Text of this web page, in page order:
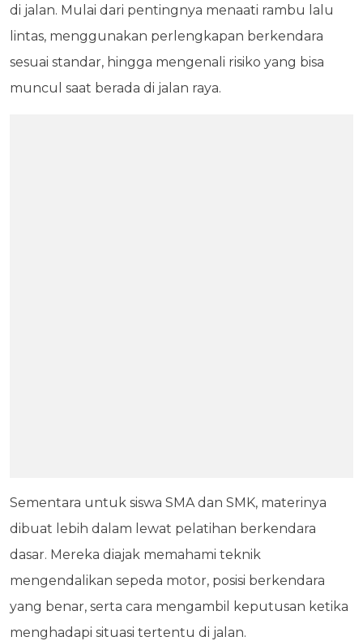
di jalan. Mulai dari pentingnya menaati rambu lalu
lintas, menggunakan perlengkapan berkendara
sesuai standar, hingga mengenali risiko yang bisa
muncul saat berada di jalan raya.
Sementara untuk siswa SMA dan SMK, materinya
dibuat lebih dalam lewat pelatihan berkendara
dasar. Mereka diajak memahami teknik
mengendalikan sepeda motor, posisi berkendara
yang benar, serta cara mengambil keputusan ketika
menghadapi situasi tertentu di jalan.